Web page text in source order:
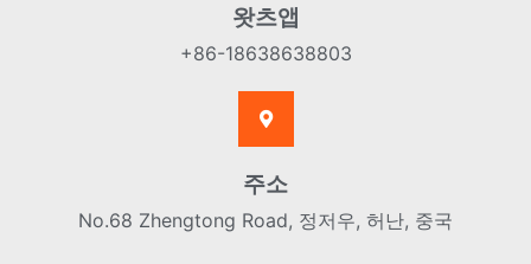
왓츠앱
+86-18638638803
주소
No.68 Zhengtong Road, 정저우, 허난, 중국